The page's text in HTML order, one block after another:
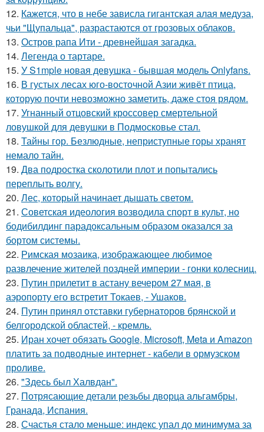
12. Кажется, что в небе зависла гигантская алая медуза,
чьи "Щупальца", разрастаются от грозовых облаков.
13. Остров рапа Ити - древнейшая загадка.
14. Легенда о тартаре.
15. У S1mple новая девушка - бывшая модель Onlyfans.
16. В густых лесах юго-восточной Азии живёт птица,
которую почти невозможно заметить, даже стоя рядом.
17. Угнанный отцовский кроссовер смертельной
ловушкой для девушки в Подмосковье стал.
18. Тайны гор. Безлюдные, неприступные горы хранят
немало тайн.
19. Два подростка сколотили плот и попытались
переплыть волгу.
20. Лес, который начинает дышать светом.
21. Советская идеология возводила спорт в культ, но
бодибилдинг парадоксальным образом оказался за
бортом системы.
22. Римская мозаика, изображающее любимое
развлечение жителей поздней империи - гонки колесниц.
23. Путин прилетит в астану вечером 27 мая, в
аэропорту его встретит Токаев, - Ушаков.
24. Путин принял отставки губернаторов брянской и
белгородской областей, - кремль.
25. Иран хочет обязать Google, Microsoft, Meta и Amazon
платить за подводные интернет - кабели в ормузском
проливе.
26. "Здесь был Халвдан".
27. Потрясающие детали резьбы дворца альгамбры,
Гранада, Испания.
28. Счастья стало меньше: индекс упал до минимума за